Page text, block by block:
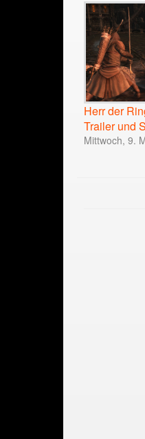
Herr der
Trailer und
Mittwoch, 9.